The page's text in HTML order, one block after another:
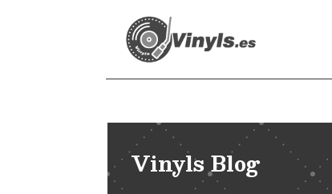
Vinyls Blog